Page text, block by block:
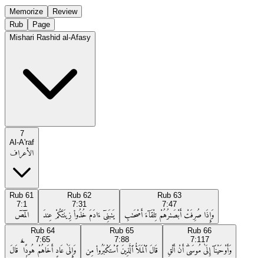
Memorize
Review
Rub
Page
Mishari Rashid al-Afasy
7
Al-A'raf
الأعراف
Rub 61
7:1
الٓمٓصٓ
Rub 62
7:31
يَـٰبَنِىٓ ءَادَمَ خُذُوا۟ زِينَتَكُمْ عِندَ
Rub 63
7:47
وَإِذَا صُرِفَتْ أَبْصَـٰرُهُمْ تِلْقَآءَ أَصْحَـٰبِ
Rub 64
7:65
وَإِلَىٰ عَادٍ أَخَاهُمْ هُودًۭا ۗ قَالَ
Rub 65
7:88
قَالَ ٱلْمَلَأُ ٱلَّذِينَ ٱسْتَكْبَرُوا۟ مِن
Rub 66
7:117
وَأَوْحَيْنَآ إِلَىٰ مُوسَىٰٓ أَنْ أَلْقِ